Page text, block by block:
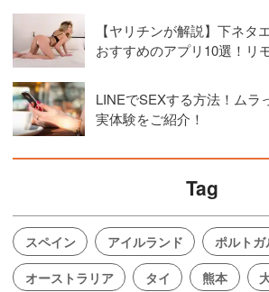
【ヤリチンが解説】下ネタ
おすすめのアプリ10選！リ
LINEでSEXする方法！ムラ
実体験をご紹介！
Tag
スペイン アイルランド
ポルトガ
オーストラリア
タイ 熊本